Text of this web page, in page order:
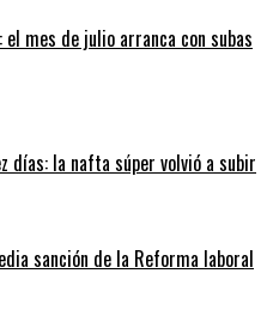
el mes de julio arranca con subas
días: la nafta súper volvió a subir
sanción de la Reforma laboral